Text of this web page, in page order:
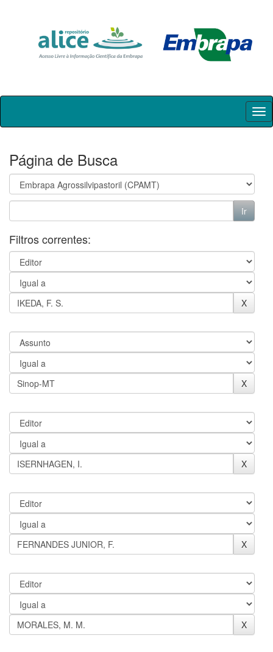
Skip
Página de Busca
Filtros correntes: